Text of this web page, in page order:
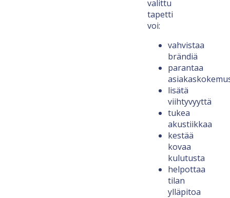
valittu
tapetti
voi:
vahvistaa
brändiä
parantaa
lisätä
viihtyvyyttä
tukea
akustiikkaa
kestää
kovaa
kulutusta
helpottaa
tilan
ylläpitoa